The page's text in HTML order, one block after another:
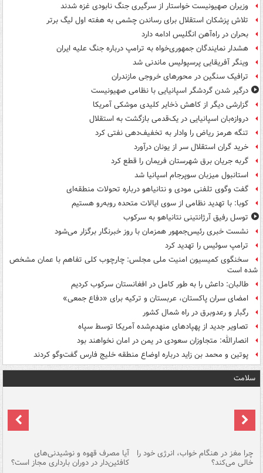
وزیران صهیونیست خواستار از سرگیری جنگ نابودی غزه شدند
تلاش پزشکان استقلال برای رساندن چشمی به هفته اول لیگ برتر
بحران در راه‌آهن انگلیس ادامه دارد
هشدار نمایندگان جمهوری‌خواه به ترامپ درباره جنگ علیه ایران
وینگر آفریقایی پرسپولیس ماندنی شد
ترافیک سنگین در محورهای خروجی مازندران
درگیر شدن گردشگر اسپانیایی با نظامی صهیونیست
گزارشی دیگر از کاهش ذخایر کلیدی موشکی آمریکا
دروازه‌بان اسپانیایی در یک‌قدمی بازگشت به استقلال
تنگه هرمز ریاض را وادار به تخفیف‌دهی نفتی کرد
خرید گران استقلال سر از یونان درآورد
گربه جریان برق شهرستان فریمان را قطع کرد
استانبول میزبان سوپرجام اسپانیا شد
گفت وگوی تلفنی مودی و نتانیاهو درباره تحولات منطقه‌ای
کوبا: با تهدید نظامی از سوی ایالات متحده روبه‌رو هستیم
توسل رفیق آرژانتینی نتانیاهو به سرکوب
نشست خبری رئیس‌جمهور همزمان با روز خبرنگار برگزار می‌شود
ترامپ سوئیس را تهدید کرد
سخنگوی کمیسیون امنیت ملی مجلس: چارچوب کلی تفاهم با عمان مشخص
شده است
طالبان: داعش را به طور کامل در افغانستان سرکوب کردیم
امضای سران پاکستان، عربستان و ترکیه برای «دفاع جمعی»
رگبار و رعدوبرق در راه شمال کشور
تصاویر جدید از پهپادهای منهدم‌شده آمریکا توسط سپاه
انصارالله: متجاوزان سعودی در یمن در امان نخواهند بود
پوتین و محمد بن زاید درباره اوضاع منطقه خلیج فارس گفت‌وگو کردند
سلامت
چرا مغز در هنگام خواب، انرژی خود را
خالی می‌کند؟
آیا مصرف قهوه و نوشیدنی‌های
کافئین‌دار در دوران بارداری مجاز است؟